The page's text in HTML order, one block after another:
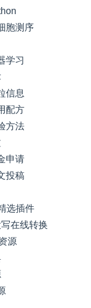
胞测序
学习
信息
配方
方法
申请
投稿
选插件
在线转换
源